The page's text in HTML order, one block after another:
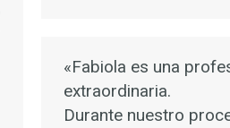
«Fabiola es una
extraordinaria.
Durante nuestro